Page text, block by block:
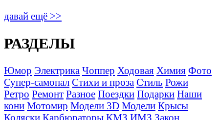
давай ещё >>
РАЗДЕЛЫ
Юмор Электрика Чоппер Ходовая Химия Фото
Супер-самопал Стихи и проза Стиль Рожи
Ретро Ремонт Разное Поездки Подарки Наши
кони Мотомир Модели 3D Модели Крысы
Коляски Карбюраторы КМЗ ИМЗ Закон